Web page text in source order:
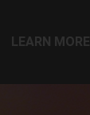
LEARN MORE